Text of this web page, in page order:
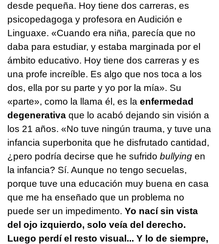
desde pequeña. Hoy tiene dos carreras, es
psicopedagoga y profesora en Audición e
Linguaxe. «Cuando era niña, parecía que no
daba para estudiar, y estaba marginada por el
ámbito educativo. Hoy tiene dos carreras y es
una profe increíble. Es algo que nos toca a los
dos, ella por su parte y yo por la mía». Su
«parte», como la llama él, es la enfermedad
degenerativa que lo acabó dejando sin visión a
los 21 años. «No tuve ningún trauma, y tuve una
infancia superbonita que he disfrutado cantidad,
¿pero podría decirse que he sufrido bullying en
la infancia? Sí. Aunque no tengo secuelas,
porque tuve una educación muy buena en casa
que me ha enseñado que un problema no
puede ser un impedimento. Yo nací sin vista
del ojo izquierdo, solo veía del derecho.
Luego perdí el resto visual... Y lo de siempre,